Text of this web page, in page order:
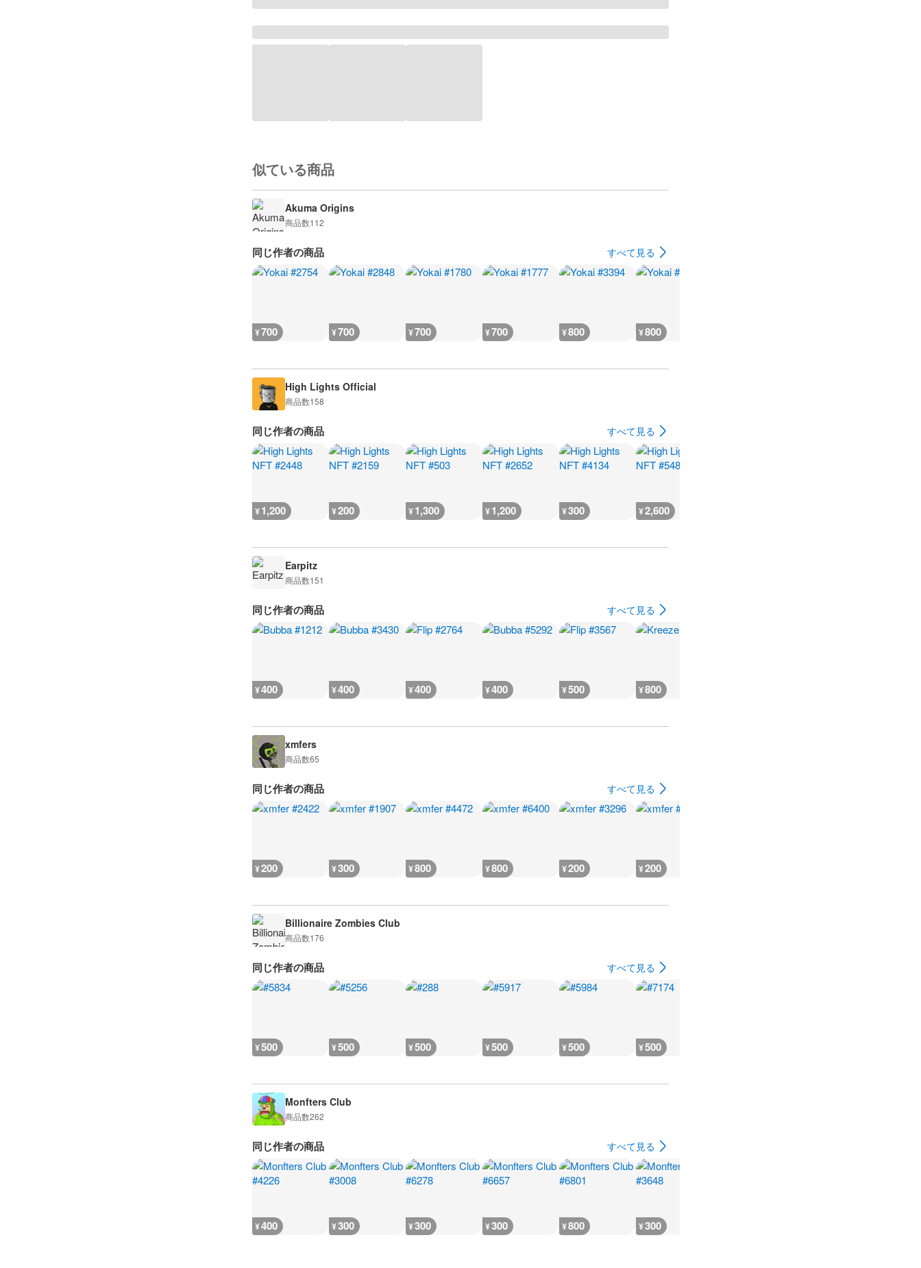
似ている商品
Akuma Origins
商品数112
同じ作者の商品 すべて見る
¥700 ¥700 ¥700 ¥700 ¥800 ¥800
High Lights Official
商品数158
同じ作者の商品 すべて見る
¥1,200 ¥200 ¥1,300 ¥1,200 ¥300 ¥2,600
Earpitz
商品数151
同じ作者の商品 すべて見る
¥400 ¥400 ¥400 ¥400 ¥500 ¥800
xmfers
商品数65
同じ作者の商品 すべて見る
¥200 ¥300 ¥800 ¥800 ¥200 ¥200
Billionaire Zombies Club
商品数176
同じ作者の商品 すべて見る
¥500 ¥500 ¥500 ¥500 ¥500 ¥500
Monfters Club
商品数262
同じ作者の商品 すべて見る
¥400 ¥300 ¥300 ¥300 ¥800 ¥300